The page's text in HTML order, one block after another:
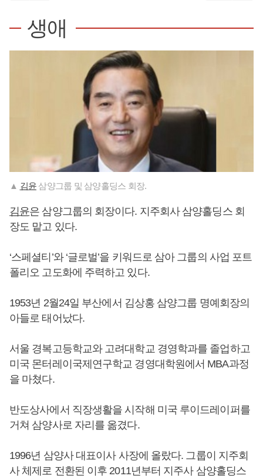
생애
▲ 김윤 삼양그룹 및 삼양홀딩스 회장.
김윤은 삼양그룹의 회장이다. 지주회사 삼양홀딩스 회
장도 맡고 있다.
‘스페셜티’와 ‘글로벌’을 키워드로 삼아 그룹의 사업 포트
폴리오 고도화에 주력하고 있다.
1953년 2월24일 부산에서 김상홍 삼양그룹 명예회장의
아들로 태어났다.
서울 경복고등학교와 고려대학교 경영학과를 졸업하고
미국 몬터레이국제연구학교 경영대학원에서 MBA과정
을 마쳤다.
반도상사에서 직장생활을 시작해 미국 루이드레이퍼를
거쳐 삼양사로 자리를 옮겼다.
1996년 삼양사 대표이사 사장에 올랐다. 그룹이 지주회
사 체제로 전환된 이후 2011년부터 지주사 삼양홀딩스